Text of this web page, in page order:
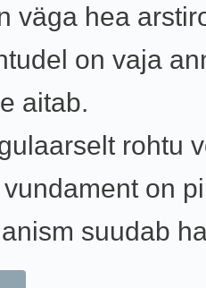
väga hea
on vaja
aitab.
rohtu
on
suudab